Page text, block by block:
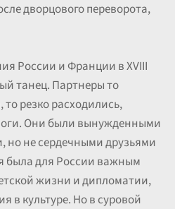
дворцового переворота,
России и Франции в XVIII
танец. Партнеры то
резко расходились,
Они были вынужденными
но не сердечными друзьями
была для России важным
жизни и дипломатии,
в культуре. Но в суровой